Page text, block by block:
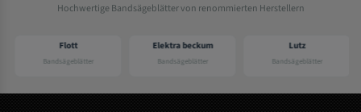
Hochwertige Bandsägeblätter von renommierten Herstellern
Flott
Bandsägeblätter
Elektra beckum
Bandsägeblätter
Lutz
Bandsägeblätter